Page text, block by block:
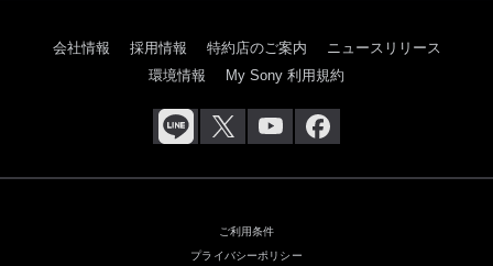
会社情報 採用情報 特約店のご案内
ニュースリリース
環境情報
My Sony 利用規約
ご利用条件
プライバシーポリシー